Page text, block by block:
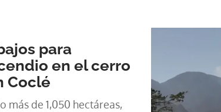
para
en el cerro
Coclé
más de 1,050 hectáreas,